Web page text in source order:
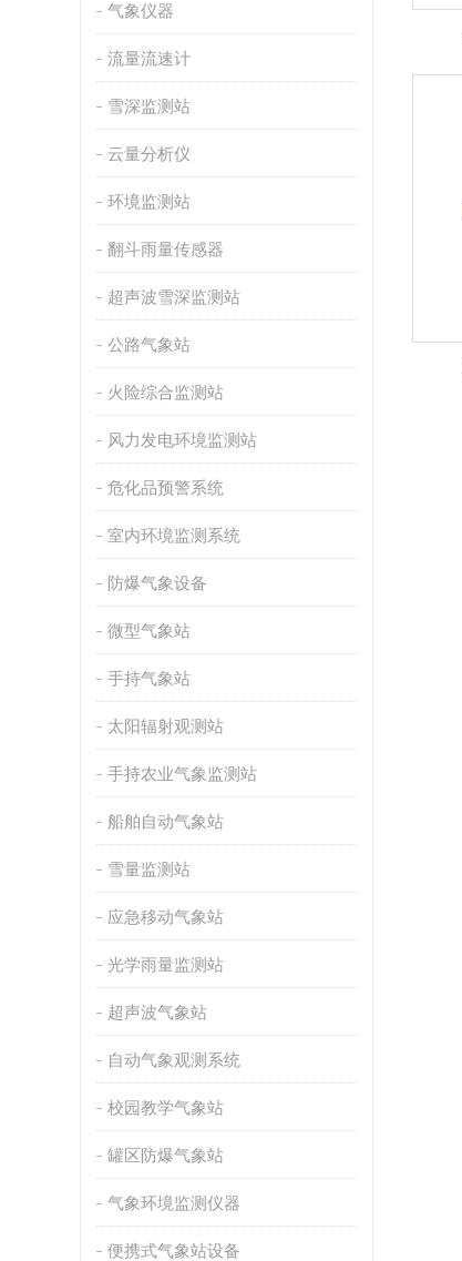
气象仪器
流量流速计
雪深监测站
云量分析仪
环境监测站
翻斗雨量传感器
超声波雪深监测站
公路气象站
火险综合监测站
风力发电环境监测站
危化品预警系统
室内环境监测系统
防爆气象设备
微型气象站
手持气象站
太阳辐射观测站
手持农业气象监测站
船舶自动气象站
雪量监测站
应急移动气象站
光学雨量监测站
超声波气象站
自动气象观测系统
校园教学气象站
罐区防爆气象站
气象环境监测仪器
便携式气象站设备